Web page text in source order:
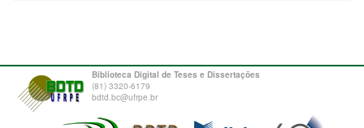
Biblioteca Digital de Teses e Dissertações
(81) 3320-6179
bdtd.bc@ufrpe.br